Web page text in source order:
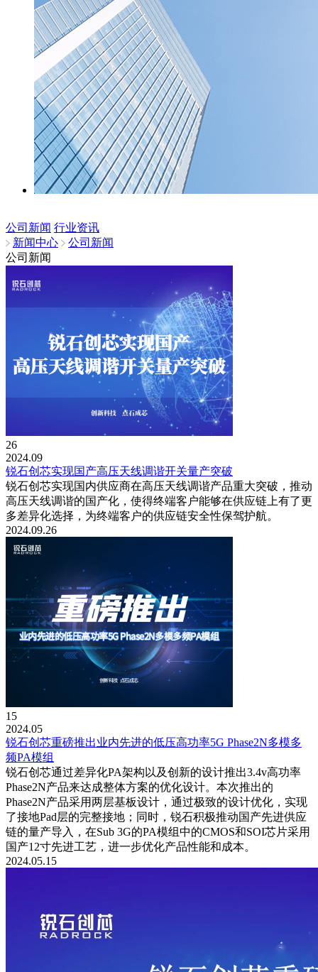
公司新闻 行业资讯
新闻中心
公司新闻
公司新闻
26
2024.09
锐石创芯实现国产高压天线调谐开关量产突破
锐石创芯实现国内供应商在高压天线调谐产品重大突破，推动
高压天线调谐的国产化，使得终端客户能够在供应链上有了更
多差异化选择，为终端客户的供应链安全性保驾护航。
2024.09.26
15
2024.05
锐石创芯重磅推出业内先进的低压高功率5G Phase2N多模多
频PA模组
锐石创芯通过差异化PA架构以及创新的设计推出3.4v高功率
Phase2N产品来达成整体方案的优化设计。本次推出的
Phase2N产品采用两层基板设计，通过极致的设计优化，实现
了接地Pad层的完整接地；同时，锐石积极推动国产先进供应
链的量产导入，在Sub 3G的PA模组中的CMOS和SOI芯片采用
国产12寸先进工艺，进一步优化产品性能和成本。
2024.05.15